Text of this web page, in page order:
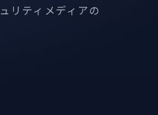
リティメディアの